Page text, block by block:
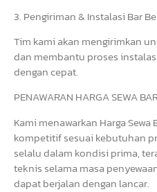
3. Pengiriman & Instalasi Bar
Tim kami akan mengirimkan
dan membantu proses
dengan cepat.
PENAWARAN HARGA SEWA
Kami menawarkan Harga
kompetitif sesuai kebutuhan
selalu dalam kondisi prima,
teknis selama masa
dapat berjalan dengan lancar.